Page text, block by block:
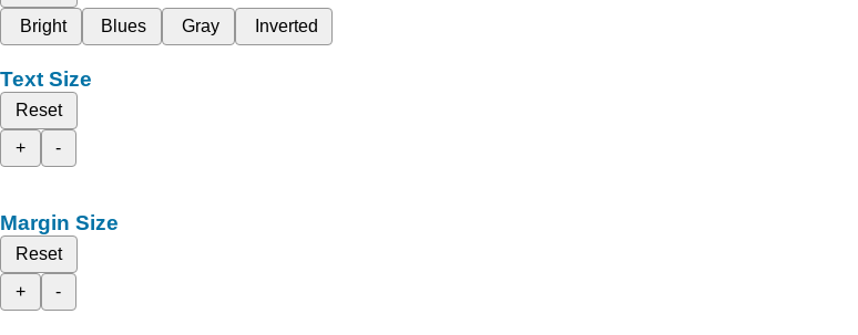
Bright
Blues Gray Inverted
Text Size
Reset
+
-
Margin Size
Reset
+
-